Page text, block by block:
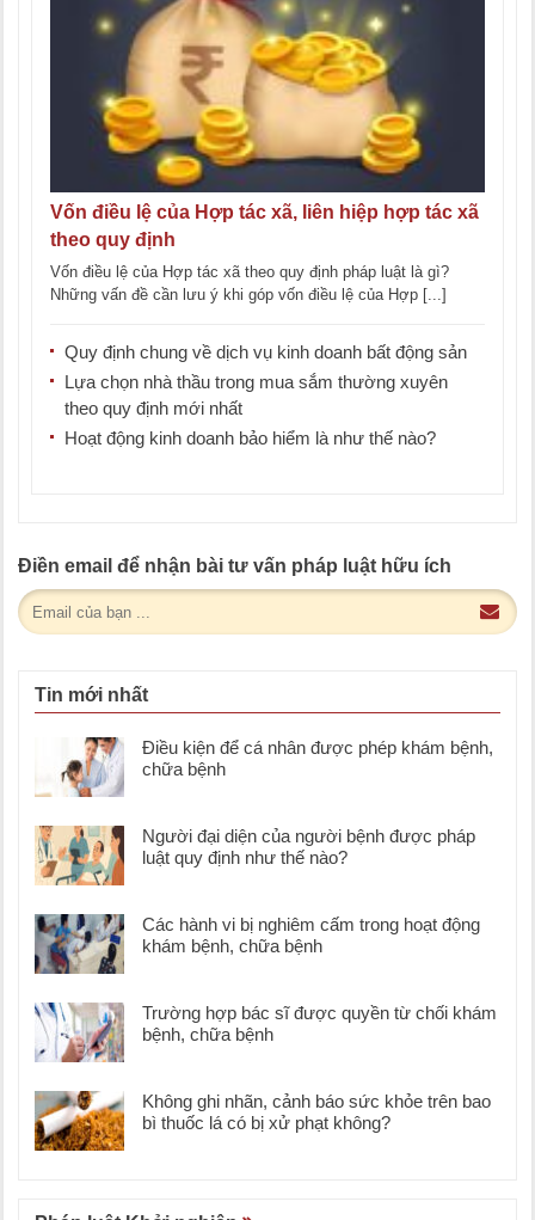
Vốn điều lệ của Hợp tác xã, liên hiệp hợp tác xã
theo quy định
Vốn điều lệ của Hợp tác xã theo quy định pháp luật là gì?
Những vấn đề cần lưu ý khi góp vốn điều lệ của Hợp [...]
Quy định chung về dịch vụ kinh doanh bất động sản
Lựa chọn nhà thầu trong mua sắm thường xuyên
theo quy định mới nhất
Hoạt động kinh doanh bảo hiểm là như thế nào?
Điền email để nhận bài tư vấn pháp luật hữu ích
Tin mới nhất
Điều kiện để cá nhân được phép khám bệnh,
chữa bệnh
Người đại diện của người bệnh được pháp
luật quy định như thế nào?
Các hành vi bị nghiêm cấm trong hoạt động
khám bệnh, chữa bệnh
Trường hợp bác sĩ được quyền từ chối khám
bệnh, chữa bệnh
Không ghi nhãn, cảnh báo sức khỏe trên bao
bì thuốc lá có bị xử phạt không?